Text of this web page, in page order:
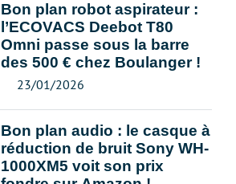
Bon plan robot aspirateur :
l’ECOVACS Deebot T80
Omni passe sous la barre
des 500 € chez Boulanger !
23/01/2026
Bon plan audio : le casque à
réduction de bruit Sony WH-
1000XM5 voit son prix